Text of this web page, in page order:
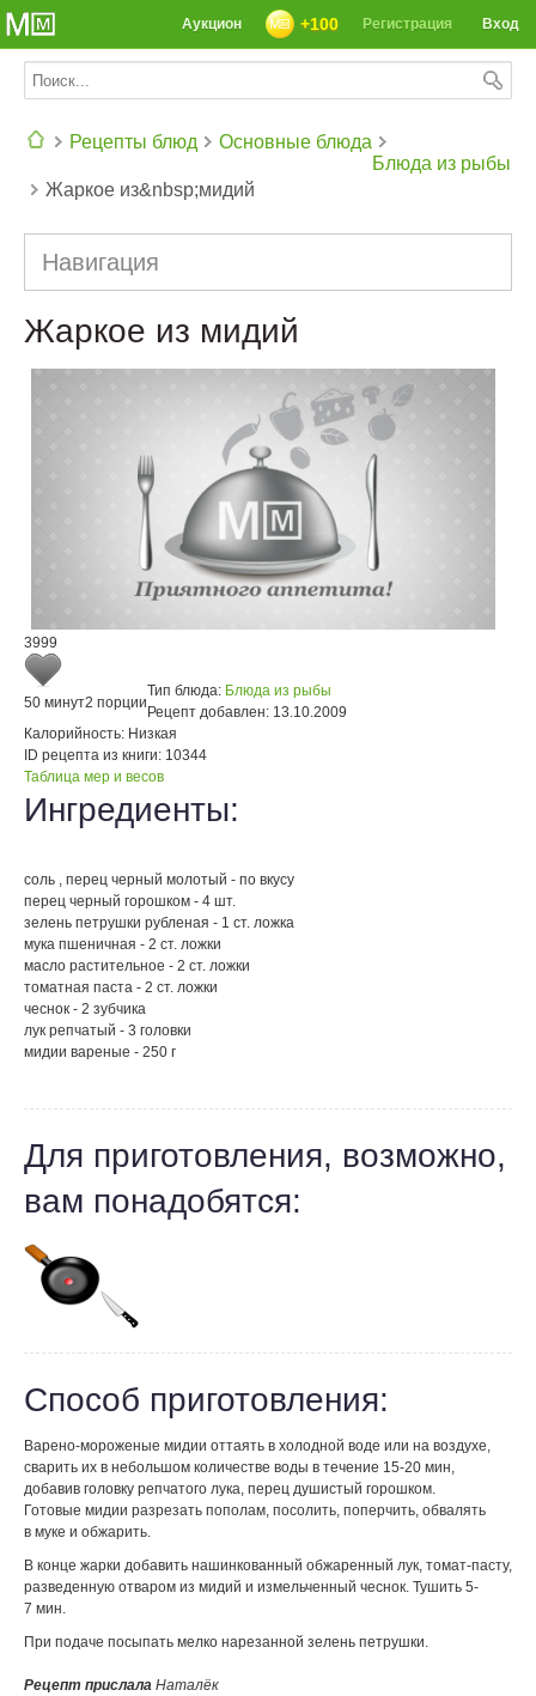
СЕГОДНЯ: 39142 РЕЦЕПТА
Вход
Регистрация
+100
Аукцион
Рецепты блюд
Основные блюда
Блюда из рыбы
Жаркое из&nbsp;мидий
Навигация
Жаркое из мидий
3999
50 минут2 порции
Тип блюда: Блюда из рыбы
Рецепт добавлен: 13.10.2009
Калорийность: Низкая
ID рецепта из книги: 10344
Таблица мер и весов
Ингредиенты:
соль , перец черный молотый - по вкусу
перец черный горошком - 4 шт.
зелень петрушки рубленая - 1 ст. ложка
мука пшеничная - 2 ст. ложки
масло растительное - 2 ст. ложки
томатная паста - 2 ст. ложки
чеснок - 2 зубчика
лук репчатый - 3 головки
мидии вареные - 250 г
Для приготовления, возможно,
вам понадобятся:
Способ приготовления:
Варено-мороженые мидии оттаять в холодной воде или на воздухе,
сварить их в небольшом количестве воды в течение 15-20 мин,
добавив головку репчатого лука, перец душистый горошком.
Готовые мидии разрезать пополам, посолить, поперчить, обвалять
в муке и обжарить.
В конце жарки добавить нашинкованный обжаренный лук, томат-пасту,
разведенную отваром из мидий и измельченный чеснок. Тушить 5-
7 мин.
При подаче посыпать мелко нарезанной зелень петрушки.
Рецепт прислала Наталёк